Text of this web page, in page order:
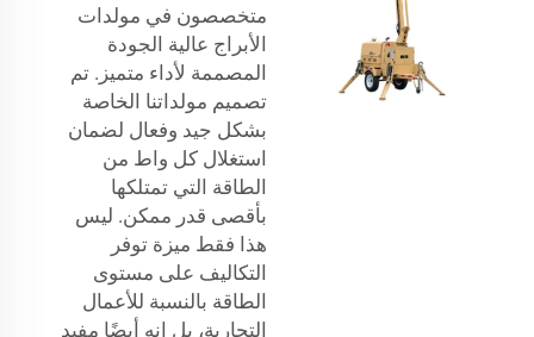
متخصصون في مولدات
الأبراج عالية الجودة
المصممة لأداء متميز. تم
تصميم مولداتنا الخاصة
بشكل جيد وفعال لضمان
استغلال كل واط من
الطاقة التي تمتلكها
بأقصى قدر ممكن. ليس
هذا فقط ميزة توفر
التكاليف على مستوى
الطاقة بالنسبة للأعمال
التجارية، بل إنه أيضًا مفيد